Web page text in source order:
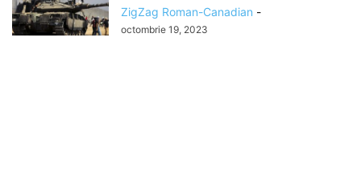
ZigZag Roman-Canadian -
octombrie 19, 2023